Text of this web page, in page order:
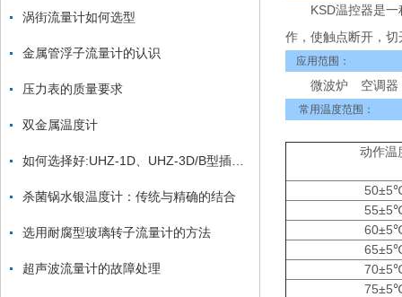
涡街流量计如何选型
金属管浮子流量计的认识
压力表的质量要求
双金属温度计
杀菌锅水银温度计：传统与精确的结合
选用耐腐型玻璃转子流量计的方法
超声波流量计的故障处理
KSD温控器是一种
作，使触点断开，
应用范围：
微波炉 空调器
常用温度范围：
动作温